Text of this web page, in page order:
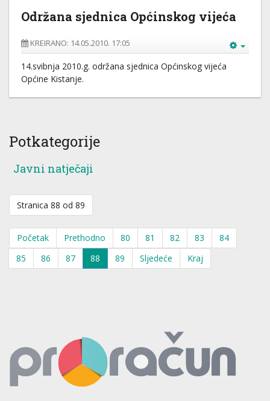
Održana sjednica Općinskog vijeća
KREIRANO: 14.05.2010. 17:05
14.svibnja 2010.g. održana sjednica Općinskog vijeća
Općine Kistanje.
Potkategorije
Javni natječaji
Stranica 88 od 89
Početak Prethodno 80 81 82 83
84
85
86 87 88 89 Sljedeće Kraj